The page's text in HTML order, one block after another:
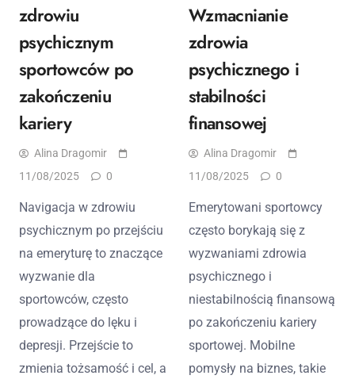
zdrowiu
psychicznym
sportowców po
zakończeniu
kariery
Alina Dragomir
11/08/2025
0
Navigacja w zdrowiu
psychicznym po przejściu
na emeryturę to znaczące
wyzwanie dla
sportowców, często
prowadzące do lęku i
depresji. Przejście to
zmienia tożsamość i cel, a
Wzmacnianie
zdrowia
psychicznego i
stabilności
finansowej
Alina Dragomir
11/08/2025
0
Emerytowani sportowcy
często borykają się z
wyzwaniami zdrowia
psychicznego i
niestabilnością finansową
po zakończeniu kariery
sportowej. Mobilne
pomysły na biznes, takie